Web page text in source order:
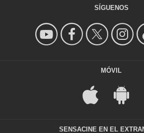
SÍGUENOS
MÓVIL
SENSACINE EN EL